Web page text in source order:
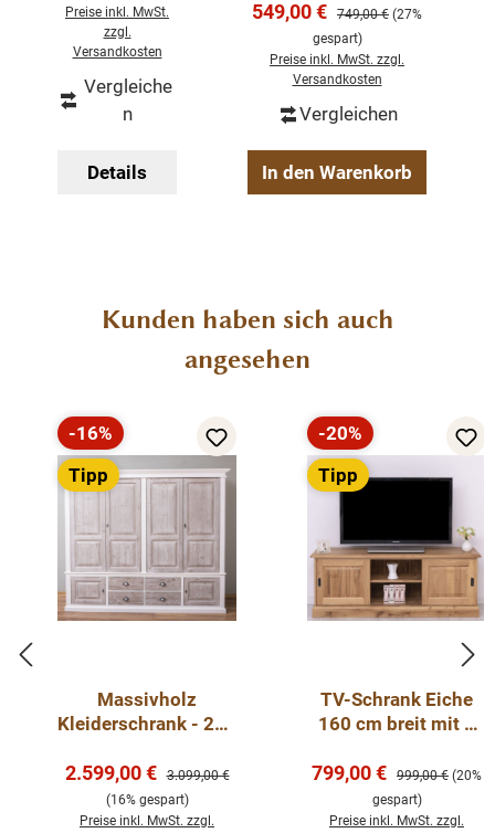
Waschtisch für ein Aufsetz Waschbecken
massives Eichenholz
lackiert
Türen und Schublade mit Softclose
n Beinen und
Eichenplatte
Preise inkl. MwSt.
zzgl.
Versandkosten
Vergleiche
n
Details
Schubladen
Verkaufspreis:
549,00 € Regulärer Preis:
749,00 € (27%
gespart)
Preise inkl. MwSt. zzgl.
Versandkosten
Vergleichen
In den Warenkorb
Produktgalerie überspringen
Kunden haben sich auch
angesehen
Rabatt
-16%
Tipp
Massivholz
Kleiderschrank - 232
Schrank
Verkaufspreis:
2.599,00 € Regulärer Preis:
3.099,00 €
(16% gespart)
Preise inkl. MwSt. zzgl.
Rabatt
-20%
Tipp
TV-Schrank Eiche
160 cm breit mit 2
Lowboard
Verkaufspreis:
799,00 € Regulärer Preis:
999,00 € (20%
gespart)
Preise inkl. MwSt. zzgl.